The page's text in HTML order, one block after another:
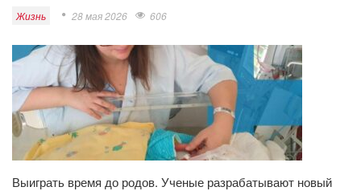
Жизнь 28 мая 2026 606
Выиграть время до родов. Ученые разрабатывают новый